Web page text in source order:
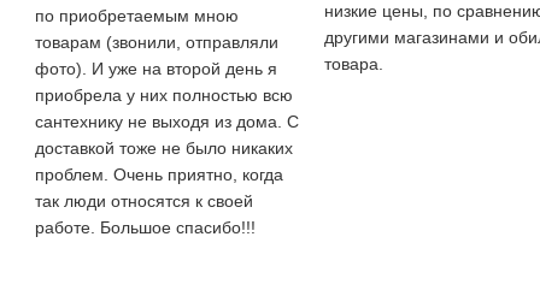
по приобретаемым мною
товарам (звонили, отправляли
фото). И уже на второй день я
приобрела у них полностью всю
сантехнику не выходя из дома. С
доставкой тоже не было никаких
проблем. Очень приятно, когда
так люди относятся к своей
работе. Большое спасибо!!!
низкие цены, по
другими магазинами и
товара.